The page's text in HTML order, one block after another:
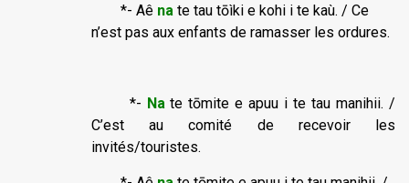
*- Aê na te tau tōìki e kohi i te kaù. / Ce
n’est pas aux enfants de ramasser les ordures.
*- Nate tōmite e apuu i te tau manihii. /
C’est au comité de recevoir les
invités/touristes.